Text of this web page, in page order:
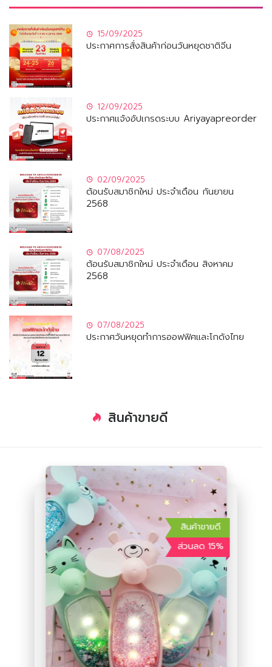
15/09/2025
ประกาศการสั่งสินค้าก่อนวันหยุดชาติจีน
12/09/2025
ประกาศแจ้งอัปเกรดระบบ Ariyayapreorder
02/09/2025
ต้อนรับสมาชิกใหม่ ประจำเดือน กันยายน
2568
07/08/2025
ต้อนรับสมาชิกใหม่ ประจำเดือน สิงหาคม
2568
07/08/2025
ประกาศวันหยุดทำการออฟฟิศและโกดังไทย
สินค้าขายดี
สินค้าขายดี
สินค้าขายดี
ส่วนลด 15%
สินค้าขายดี
ส่วนลด 72%
สินค้าขายดี
ส่วนลด 63%